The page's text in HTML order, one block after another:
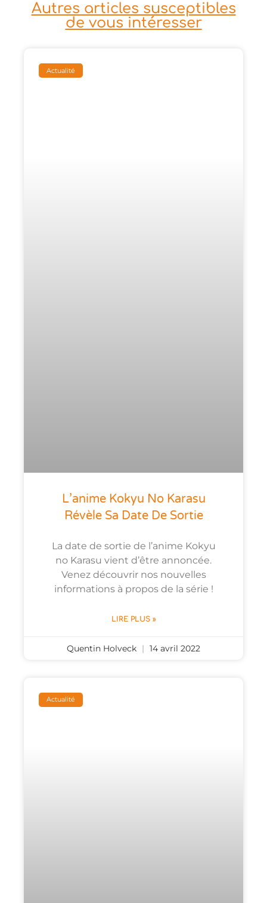
Autres articles susceptibles
de vous intéresser
Actualité
L’anime Kokyu No Karasu
Révèle Sa Date De Sortie
La date de sortie de l’anime Kokyu
no Karasu vient d’être annoncée.
Venez découvrir nos nouvelles
informations à propos de la série !
LIRE PLUS »
Quentin Holveck 14 avril 2022
Actualité